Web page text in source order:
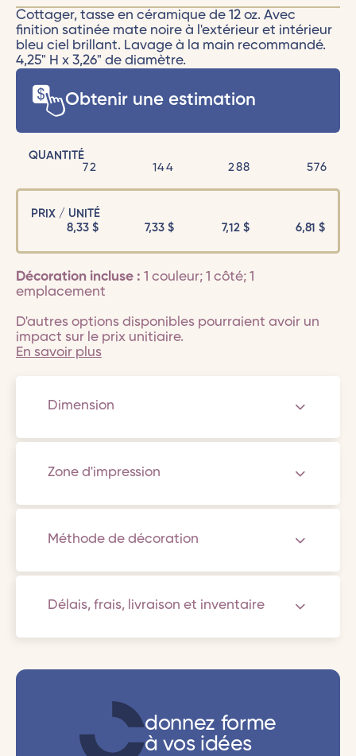
Cottager, tasse en céramique de 12 oz. Avec
finition satinée mate noire à l'extérieur et intérieur
bleu ciel brillant. Lavage à la main recommandé.
4,25" H x 3,26" de diamètre.
Obtenir une estimation
QUANTITÉ
72
144 288 576
PRIX / UNITÉ
8,33 $ 7,33$ 7,12$ 6,81$
Décoration incluse : 1 couleur; 1 côté; 1
emplacement
D'autres options disponibles pourraient avoir un
impact sur le prix unitiaire.
En savoir plus
Dimension
Zone d'impression
Méthode de décoration
Délais, frais, livraison et inventaire
donnez forme
à vos idées